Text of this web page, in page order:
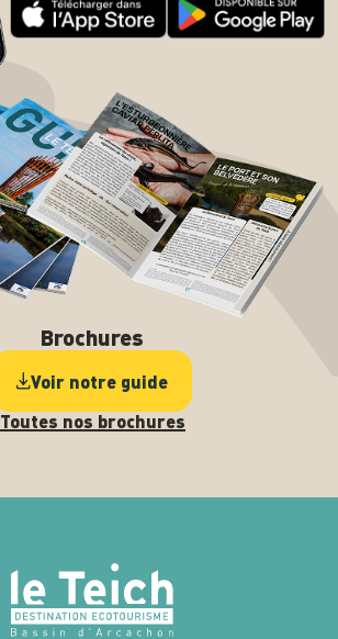
Brochures
Voir notre guide
Toutes nos brochures